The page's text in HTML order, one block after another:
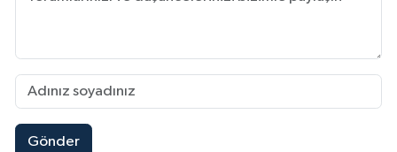
Gönder